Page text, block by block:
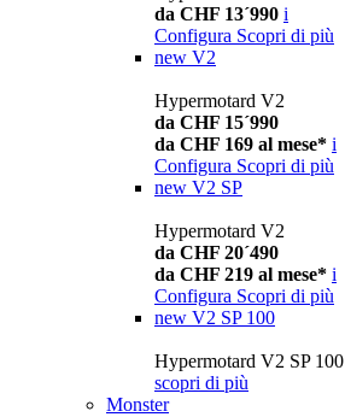
da CHF 13´990 i
Configura Scopri di più
new V2
Hypermotard V2
da CHF 15´990
da CHF 169 al mese* i
Configura Scopri di più
new V2 SP
Hypermotard V2
da CHF 20´490
da CHF 219 al mese* i
Configura Scopri di più
new V2 SP 100
Hypermotard V2 SP 100
scopri di più
Monster